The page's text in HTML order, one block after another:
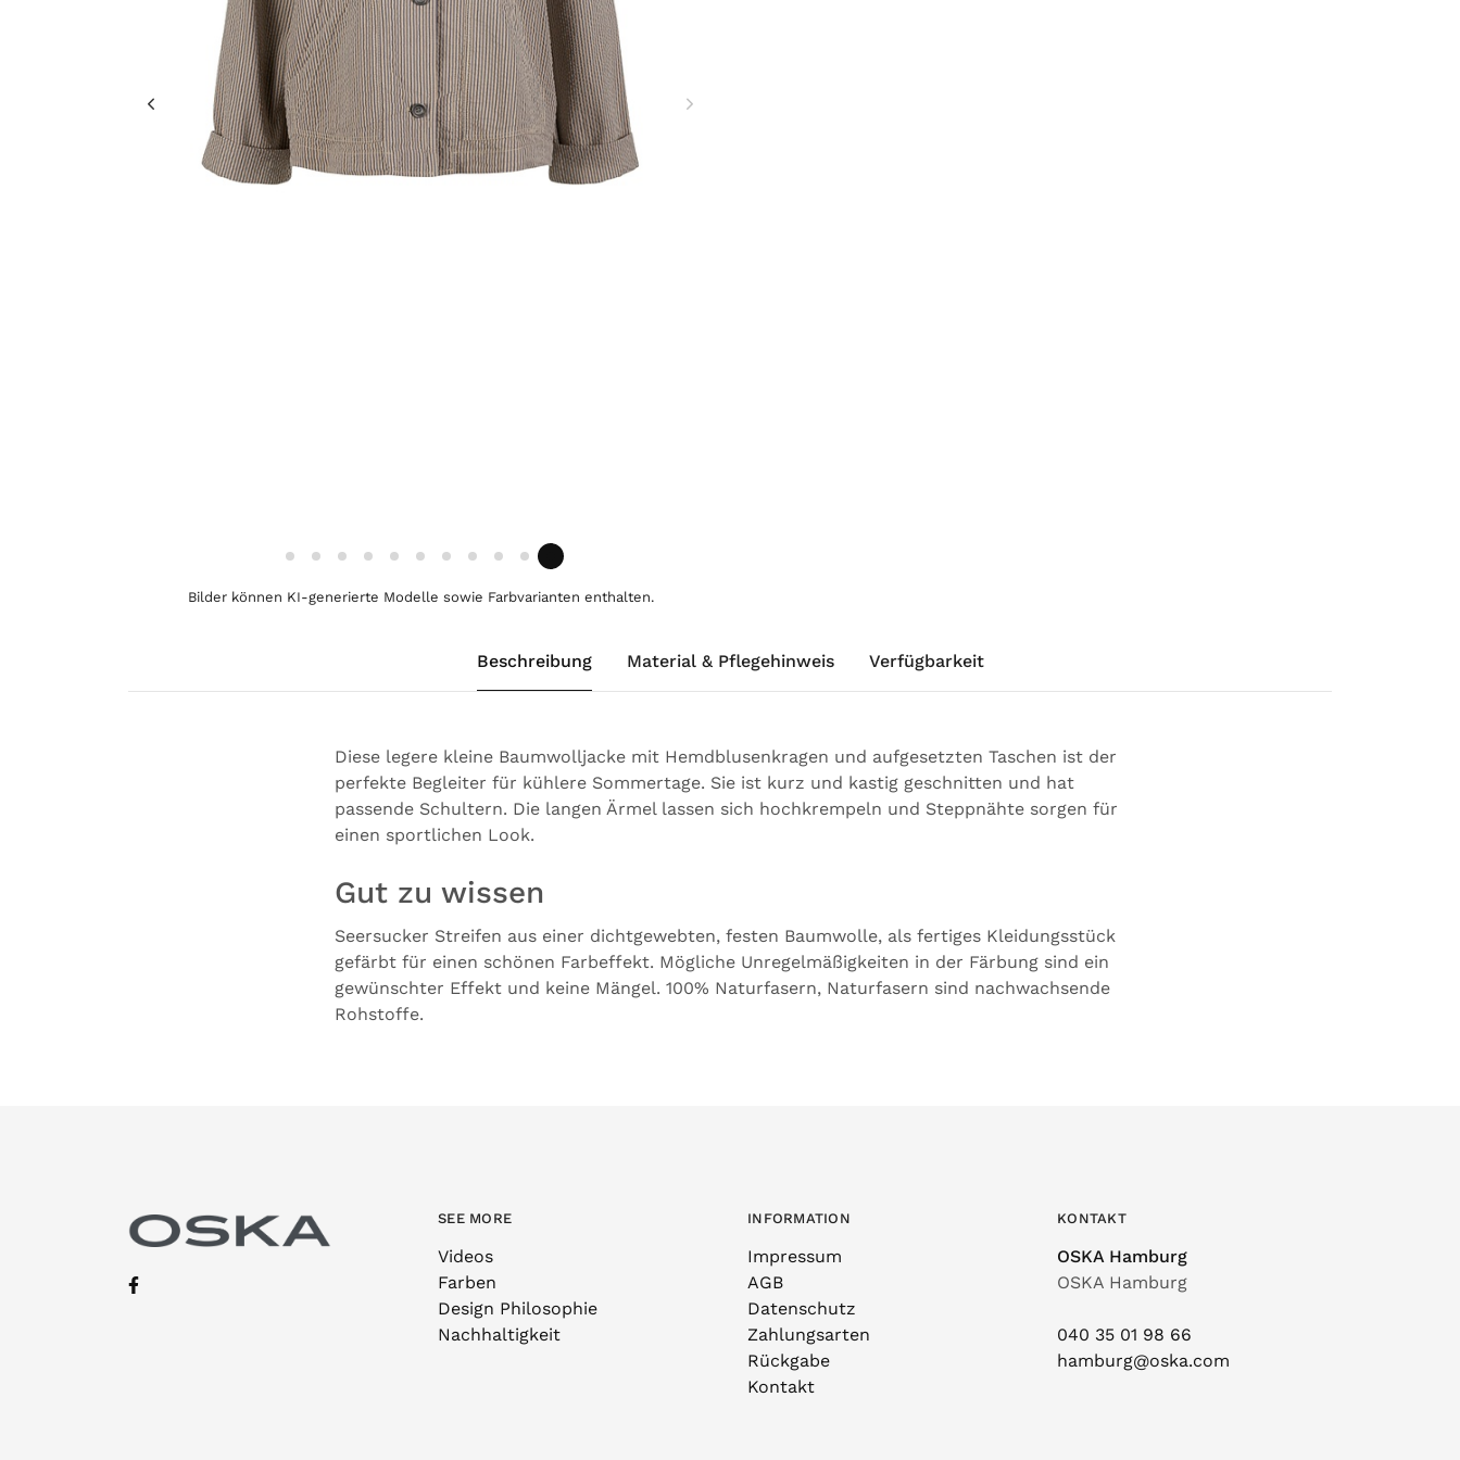
Bilder können KI-generierte Modelle sowie Farbvarianten enthalten.
Beschreibung Material & Pflegehinweis Verfügbarkeit
Diese legere kleine Baumwolljacke mit Hemdblusenkragen und aufgesetzten Taschen ist der
perfekte Begleiter für kühlere Sommertage. Sie ist kurz und kastig geschnitten und hat
passende Schultern. Die langen Ärmel lassen sich hochkrempeln und Steppnähte sorgen für
einen sportlichen Look.
Gut zu wissen
Seersucker Streifen aus einer dichtgewebten, festen Baumwolle, als fertiges Kleidungsstück
gefärbt für einen schönen Farbeffekt. Mögliche Unregelmäßigkeiten in der Färbung sind ein
gewünschter Effekt und keine Mängel. 100% Naturfasern, Naturfasern sind nachwachsende
Rohstoffe.
SEE MORE
Videos
Farben
Design Philosophie
Nachhaltigkeit
INFORMATION
Impressum
AGB
Datenschutz
Zahlungsarten
Rückgabe
Kontakt
KONTAKT
OSKA Hamburg
OSKA Hamburg
040 35 01 98 66
hamburg@oska.com